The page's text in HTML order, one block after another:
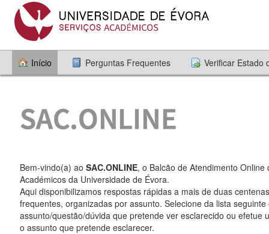
Início Perguntas Frequentes Verificar Estado
Bem-vindo(a) ao SAC.ONLINE, o Balcão de Atendimento Online
Académicos da Universidade de Évora.
Aqui disponibilizamos respostas rápidas a mais de duas
frequentes, organizadas por assunto. Selecione da lista seguinte
assunto/questão/dúvida que pretende ver esclarecido ou efetue
o assunto que pretende esclarecer.